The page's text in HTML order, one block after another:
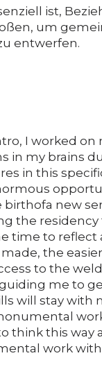
ist,
um
entwerfen.
I worked on
in my brains
in this
new
the residency
time to reflect
the
to the
me to
will stay with
think this way
work